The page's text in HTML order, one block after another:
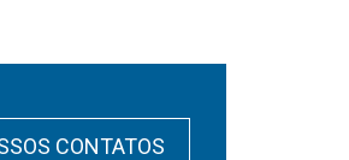
CONTATOS